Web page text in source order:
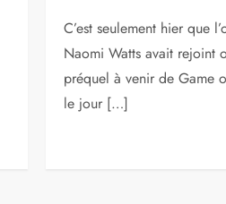
C’est seulement hier que
Naomi Watts avait rejoint
préquel à venir de Game
le jour […]